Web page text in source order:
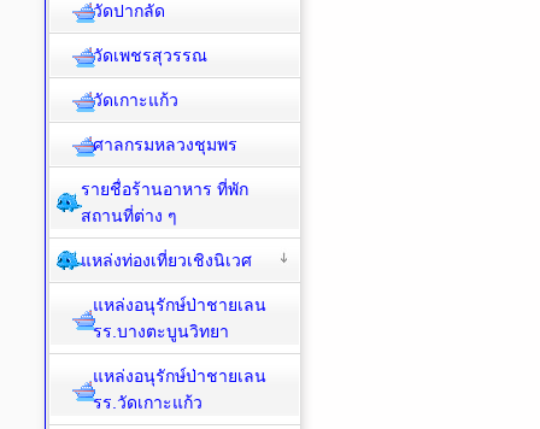
วัดปากลัด
วัดเพชรสุวรรณ
วัดเกาะแก้ว
ศาลกรมหลวงชุมพร
รายชื่อร้านอาหาร ที่พัก
สถานที่ต่าง ๆ
แหล่งท่องเที่ยวเชิงนิเวศ
แหล่งอนุรักษ์ป่าชายเลน
รร.บางตะบูนวิทยา
แหล่งอนุรักษ์ป่าชายเลน
รร.วัดเกาะแก้ว